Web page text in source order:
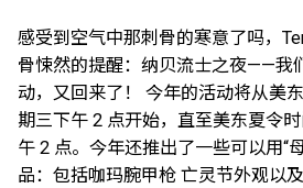
感受到空气中那刺骨的寒意了吗，
骨悚然的提醒：纳贝流士之夜——我
动，又回来了！ 今年的活动将从美
期三下午 2 点开始，直至美东夏令
午 2 点。今年还推出了一些可以用“
品：包括咖玛腕甲枪 亡灵节外观以